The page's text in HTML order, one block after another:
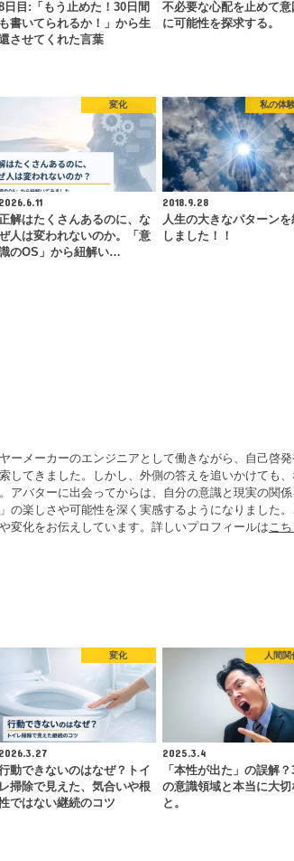
日目:「もう止めた！30日間
も書いてられるか！」から生
させてくれた言葉
不必要な心配を止めて意
に可能性を探求する。
変化
2026.6.11
解はたくさんあるのに、な
人は変われないのか。「意
のOS」から紐解い…
私の体
2018.9.28
人生の大きなパターンを
しました！！
ーメーカーのエンジニアとして働きながら、自己啓発
してきました。しかし、外側の答えを追いかけても
アバターに出会ってからは、自分の意識と現実の関
の楽しさや可能性を深く実感するようになりました
変化をお伝えしています。詳しいプロフィールは こち
変化
2026.3.27
動できないのはなぜ？トイ
レ掃除で見えた、気合いや根
ではない継続のコツ
人間関
2025.3.4
「本性が出た」の誤解？
の意識領域と本当に大切
と。